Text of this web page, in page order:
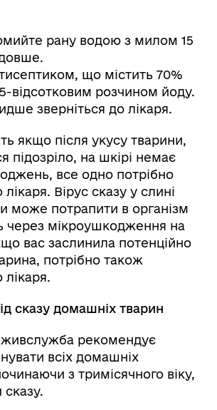
рану водою з милом 15
що містить 70%
відсотковим розчином йоду.
зверніться до лікаря.
якщо після укусу тварини,
підозріло, на шкірі немає
все одно потрібно
Вірус сказу у слині
може потрапити в організм
через мікроушкодження на
вас заслинила потенційно
потрібно також
лікаря.
сказу домашніх тварин
рекомендує
всіх домашніх
з тримісячного віку,
сказу.